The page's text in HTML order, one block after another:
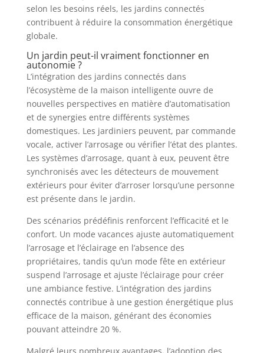
selon les besoins réels, les jardins connectés
contribuent à réduire la consommation énergétique
globale.
Un jardin peut-il vraiment fonctionner en
autonomie ?
L’intégration des jardins connectés dans
l’écosystème de la maison intelligente ouvre de
nouvelles perspectives en matière d’automatisation
et de synergies entre différents systèmes
domestiques. Les jardiniers peuvent, par commande
vocale, activer l’arrosage ou vérifier l’état des plantes.
Les systèmes d’arrosage, quant à eux, peuvent être
synchronisés avec les détecteurs de mouvement
extérieurs pour éviter d’arroser lorsqu’une personne
est présente dans le jardin.
Des scénarios prédéfinis renforcent l’efficacité et le
confort. Un mode vacances ajuste automatiquement
l’arrosage et l’éclairage en l’absence des
propriétaires, tandis qu’un mode fête en extérieur
suspend l’arrosage et ajuste l’éclairage pour créer
une ambiance festive. L’intégration des jardins
connectés contribue à une gestion énergétique plus
efficace de la maison, générant des économies
pouvant atteindre 20 %.